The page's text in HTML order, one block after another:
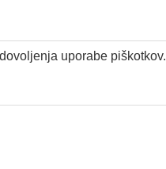
uporabe piškotkov.